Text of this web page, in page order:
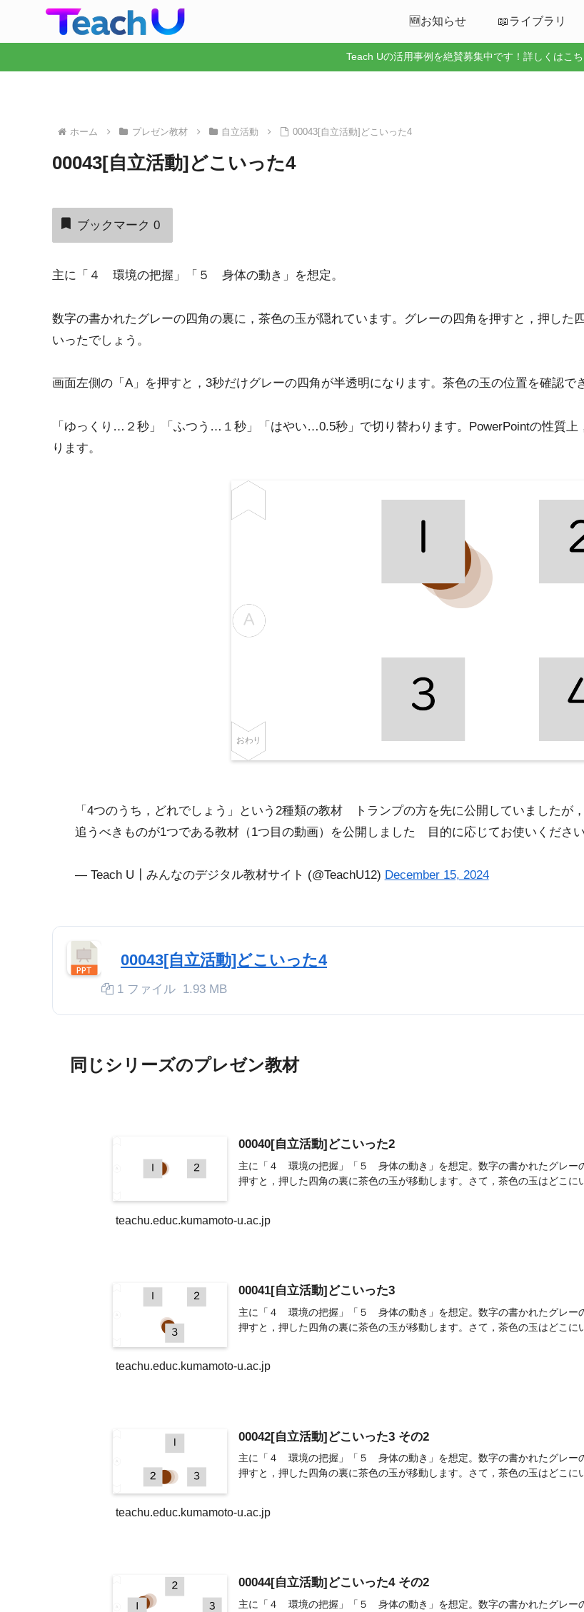
🆕お知らせ 📖ライブラリ
Teach Uの活用事例を絶賛募集中です！詳しくはこ
ホーム プレゼン教材 自立活動 00043[自立活動]どこいった4
00043[自立活動]どこいった4
ブックマーク 0
主に「４ 環境の把握」「５ 身体の動き」を想定。
数字の書かれたグレーの四角の裏に，茶色の玉が隠れています。グレーの四角を押すと，押した
いったでしょう。
画面左側の「A」を押すと，3秒だけグレーの四角が半透明になります。茶色の玉の位置を確認で
「ゆっくり…２秒」「ふつう…１秒」「はやい…0.5秒」で切り替わります。PowerPointの性質
ります。
「4つのうち，どれでしょう」という2種類の教材 トランプの方を先に公開していましたが
追うべきものが1つである教材（1つ目の動画）を公開しました 目的に応じてお使いください
— Teach U┃みんなのデジタル教材サイト (@TeachU12) December 15, 2024
00043[自立活動]どこいった4
1 ファイル 1.93 MB
同じシリーズのプレゼン教材
00040[自立活動]どこいった2
主に「４ 環境の把握」「５ 身体の動き」を想定。数字の書かれたグレー
押すと，押した四角の裏に茶色の玉が移動します。さて，茶色の玉はどこ
teachu.educ.kumamoto-u.ac.jp
00041[自立活動]どこいった3
主に「４ 環境の把握」「５ 身体の動き」を想定。数字の書かれたグレー
押すと，押した四角の裏に茶色の玉が移動します。さて，茶色の玉はどこに
teachu.educ.kumamoto-u.ac.jp
00042[自立活動]どこいった3 その2
主に「４ 環境の把握」「５ 身体の動き」を想定。数字の書かれたグレー
押すと，押した四角の裏に茶色の玉が移動します。さて，茶色の玉はどこ
teachu.educ.kumamoto-u.ac.jp
00044[自立活動]どこいった4 その2
主に「４ 環境の把握」「５ 身体の動き」を想定。数字の書かれたグレー